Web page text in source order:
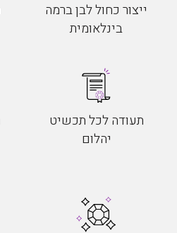
ייצור כחול לבן ברמה
בינלאומית
תעודה לכל תכשיט
יהלום